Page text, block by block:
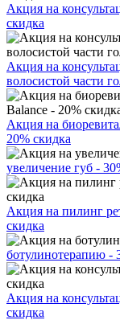
Акция на
скидка
Акция на
волосистой части
Акция на
20% скидка
увеличение губ -
Акция на пилинг
скидка
ботулинотерапию -
Акция на
скидка